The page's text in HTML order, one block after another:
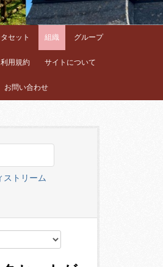
セット 組織 グループ
利用規約 サイトについて
お問い合わせ
ストリーム